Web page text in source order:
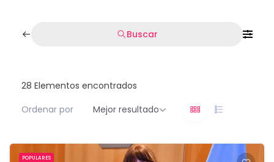
Buscar
28 Elementos encontrados
Ordenar por
Mejor resultado
POPULARES